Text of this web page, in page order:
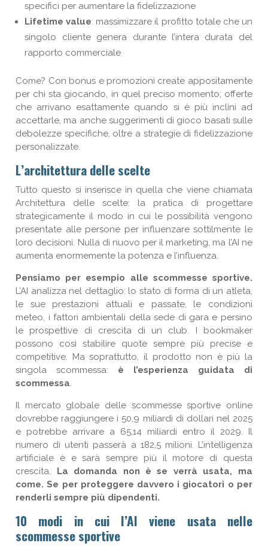
specifici per aumentare la fidelizzazione
Lifetime value: massimizzare il profitto totale che un
singolo cliente genera durante l’intera durata del
rapporto commerciale
Come? Con bonus e promozioni create appositamente
per chi sta giocando, in quel preciso momento; offerte
che arrivano esattamente quando si è più inclini ad
accettarle, ma anche suggerimenti di gioco basati sulle
debolezze specifiche, oltre a strategie di fidelizzazione
personalizzate.
L’architettura delle scelte
Tutto questo si inserisce in quella che viene chiamata
Architettura delle scelte: la pratica di progettare
strategicamente il modo in cui le possibilità vengono
presentate alle persone per influenzare sottilmente le
loro decisioni. Nulla di nuovo per il marketing, ma l’AI ne
aumenta enormemente la potenza e l’influenza.
Pensiamo per esempio alle scommesse sportive.
L’AI analizza nel dettaglio: lo stato di forma di un atleta,
le sue prestazioni attuali e passate, le condizioni
meteo, i fattori ambientali della sede di gara e persino
le prospettive di crescita di un club. I bookmaker
possono così stabilire quote sempre più precise e
competitive. Ma soprattutto, il prodotto non è più la
singola scommessa: è l’esperienza guidata di
scommessa.
Il mercato globale delle scommesse sportive online
dovrebbe raggiungere i 50,9 miliardi di dollari nel 2025
e potrebbe arrivare a 65,14 miliardi entro il 2029. Il
numero di utenti passerà a 182,5 milioni. L’intelligenza
artificiale è e sarà sempre più il motore di questa
crescita. La domanda non è se verrà usata, ma
come. Se per proteggere davvero i giocatori o per
renderli sempre più dipendenti.
10 modi in cui l’AI viene usata nelle
scommesse sportive